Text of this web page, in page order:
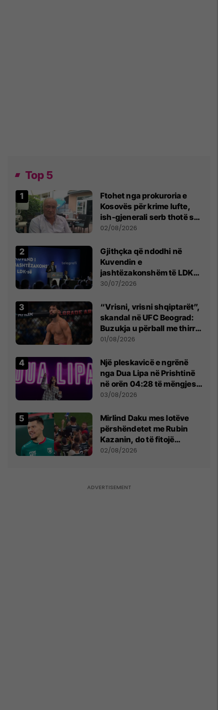
Top 5
Ftohet nga prokuroria e
Kosovës për krime lufte,
ish-gjenerali serb thotë se
dikush e tradhtoi në
02/08/2026
Gjithçka që ndodhi në
Kuvendin e
jashtëzakonshëm të LDK-
së
30/07/2026
“Vrisni, vrisni shqiptarët”,
skandal në UFC Beograd:
Buzukja u përball me thirrje
anti-shqiptare nga
01/08/2026
Një pleskavicë e ngrënë
nga Dua Lipa në Prishtinë
në orën 04:28 të mëngjesit
- dhe bota digjitale serbe
03/08/2026
Mirlind Daku mes lotëve
përshëndetet me Rubin
Kazanin, do të fitojë
miliona te Spartak Moska
02/08/2026